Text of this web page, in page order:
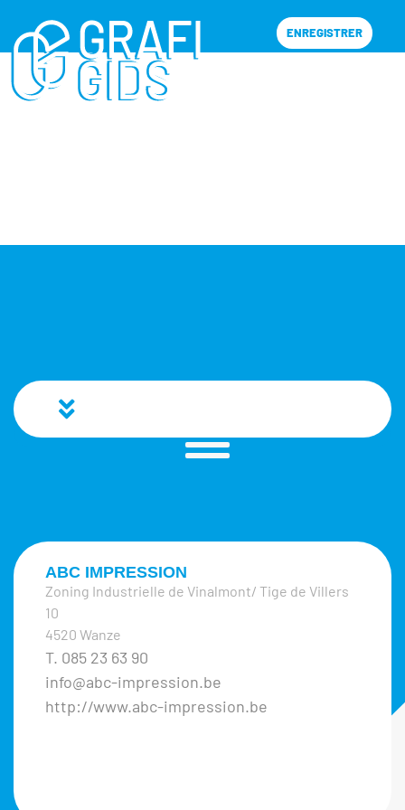
ENREGISTRER
ABC IMPRESSION
Zoning Industrielle de Vinalmont/ Tige de Villers
10
4520 Wanze
T. 085 23 63 90
info@abc-impression.be
http://www.abc-impression.be